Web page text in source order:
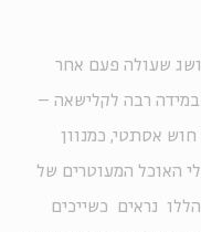
שעולה פעם אחר
רבה לקלישאה –
אסתטי, כמנוון
האוכל המעוטרים של
נראים כשייכים